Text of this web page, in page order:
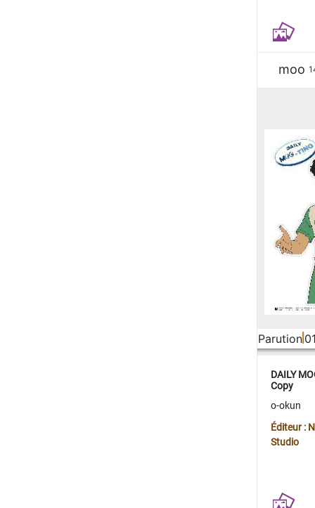
moo
Parution
DAILY
Copy
o-okun
Éditeur :
Studio